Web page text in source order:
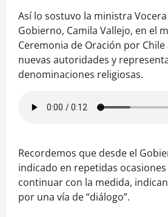
Así lo sostuvo la ministra
Gobierno, Camila Vallejo, en el
Ceremonia de Oración por
nuevas autoridades y
denominaciones religiosas.
Recordemos que desde el
indicado en repetidas
continuar con la medida,
por una vía de “diálogo”.